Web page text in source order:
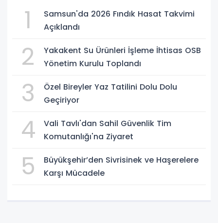
1
Samsun'da 2026 Fındık Hasat Takvimi
Açıklandı
2
Yakakent Su Ürünleri İşleme İhtisas OSB
Yönetim Kurulu Toplandı
3
Özel Bireyler Yaz Tatilini Dolu Dolu
Geçiriyor
4
Vali Tavlı'dan Sahil Güvenlik Tim
Komutanlığı'na Ziyaret
5
Büyükşehir’den Sivrisinek ve Haşerelere
Karşı Mücadele